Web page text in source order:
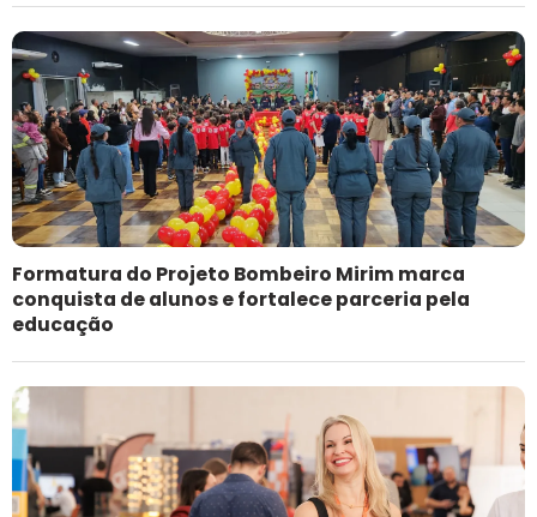
Formatura do Projeto Bombeiro Mirim marca
conquista de alunos e fortalece parceria pela
educação